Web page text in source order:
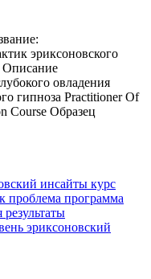
эриксоновского
Описание
овладения
гипноза Practitioner Of
Course Образец
инсайты курс
проблема программа
результаты
эриксоновский